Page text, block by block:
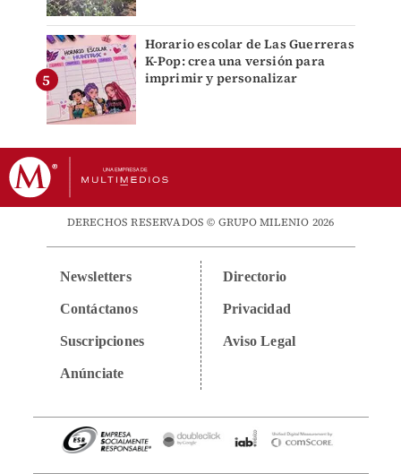
Horario escolar de Las Guerreras
K-Pop: crea una versión para
imprimir y personalizar
DERECHOS RESERVADOS © GRUPO MILENIO 2026
Newsletters
Contáctanos
Suscripciones
Anúnciate
Directorio
Privacidad
Aviso Legal